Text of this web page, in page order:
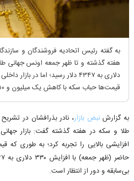
به گفته رئیس اتحادیه فروشندگان و
دلاری به ۴۳۴۷ دلار رسید؛ اما در
قیمت‌ها حباب سکه با کاهش یک میلیون و ۲۵۰ هزار تومانی روبرو شد.
به گزارشنبض بازار، نادر بذرافشان در
طلا و سکه در هفته گذشته گفت: بازار
افزایشی بالایی را تجربه کرد؛ به طوری
بی‌سابقه و دور از انتظار است.